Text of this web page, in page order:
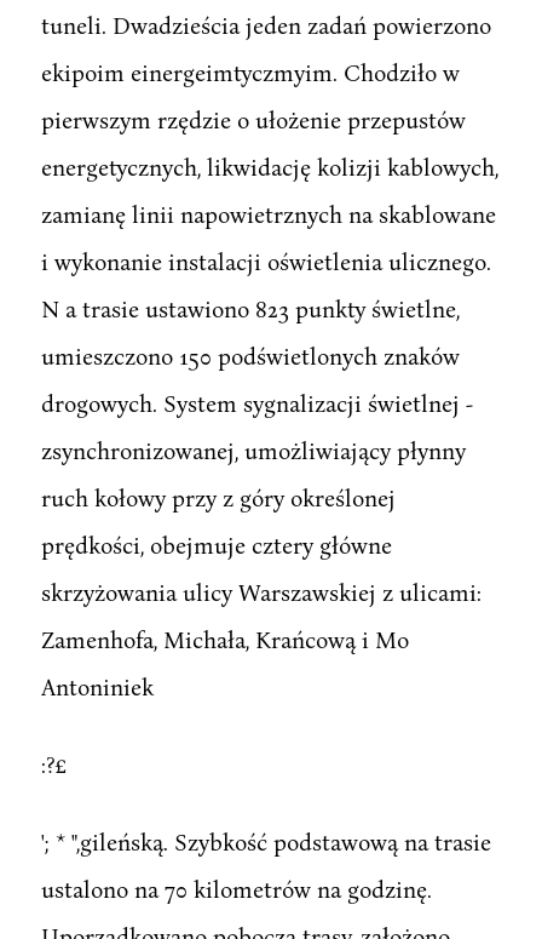
tuneli. Dwadzieścia jeden zadań powierzono
ekipoim einergeimtyczmyim. Chodziło w
pierwszym rzędzie o ułożenie przepustów
energetycznych, likwidację kolizji kablowych,
zamianę linii napowietrznych na skablowane
i wykonanie instalacji oświetlenia ulicznego.
N a trasie ustawiono 823 punkty świetlne,
umieszczono 150 podświetlonych znaków
drogowych. System sygnalizacji świetlnej -
zsynchronizowanej, umożliwiający płynny
ruch kołowy przy z góry określonej
prędkości, obejmuje cztery główne
skrzyżowania ulicy Warszawskiej z ulicami:
Zamenhofa, Michała, Krańcową i Mo
Antoniniek
:?£
'; * ",gileńską. Szybkość podstawową na trasie
ustalono na 70 kilometrów na godzinę.